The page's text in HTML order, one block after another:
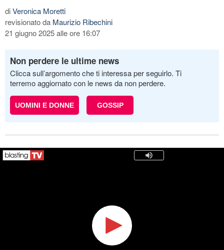
diVeronica Moretti
revisionato da Maurizio Ribechini
21 giugno 2025 alle ore 16:07
Non perdere le ultime news
Clicca sull’argomento che ti interessa per seguirlo. Ti
terremo aggiornato con le news da non perdere.
UOMINI E DONNE GOSSIP